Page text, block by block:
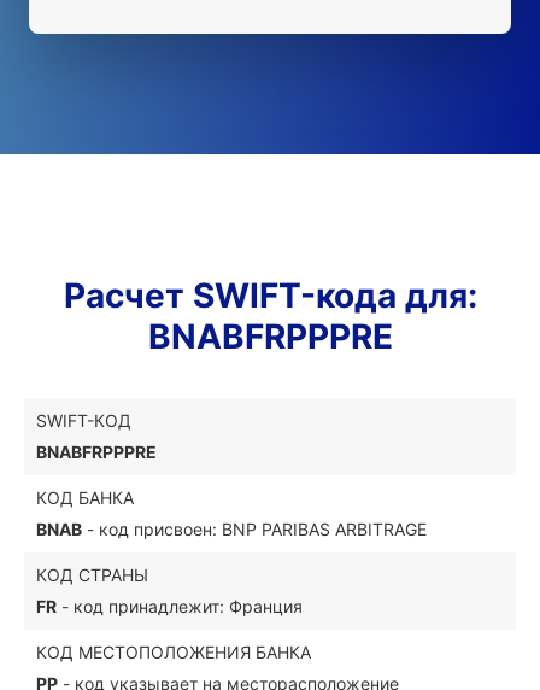
Расчет SWIFT-кода для:
BNABFRPPPRE
SWIFT-КОД
BNABFRPPPRE
КОД БАНКА
BNAB - код присвоен: BNP PARIBAS ARBITRAGE
КОД СТРАНЫ
FR - код принадлежит: Франция
КОД МЕСТОПОЛОЖЕНИЯ БАНКА
PP - код указывает на месторасположение